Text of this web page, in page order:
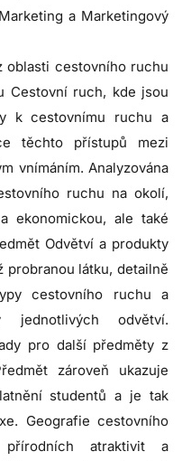
a Marketingový
oblasti cestovního ruchu
Cestovní ruch, kde jsou
k cestovnímu ruchu a
těchto přístupů mezi
vnímáním. Analyzována
ruchu na okolí,
ekonomickou, ale také
Odvětví a produkty
probranou látku, detailně
cestovního ruchu a
jednotlivých odvětví.
pro další předměty z
zároveň ukazuje
studentů a je tak
Geografie cestovního
atraktivit a